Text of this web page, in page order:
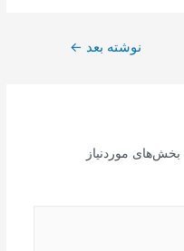
نوشته بعد ←
بخش‌های موردنیاز